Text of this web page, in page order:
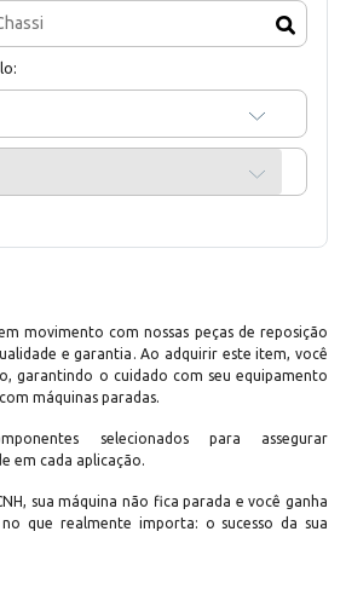
movimento com nossas peças de reposição
e garantia. Ao adquirir este item, você
garantindo o cuidado com seu equipamento
máquinas paradas.
selecionados para assegurar
em cada aplicação.
sua máquina não fica parada e você ganha
que realmente importa: o sucesso da sua